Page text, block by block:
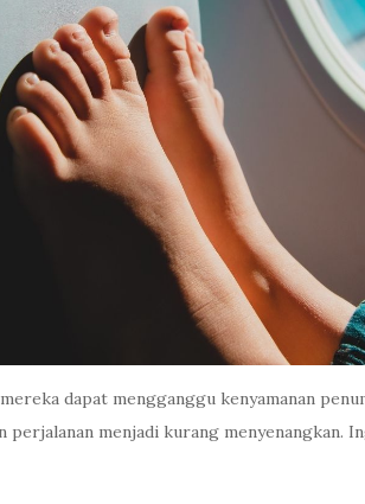
dapat mengganggu kenyamanan
menjadi kurang menyenangkan.